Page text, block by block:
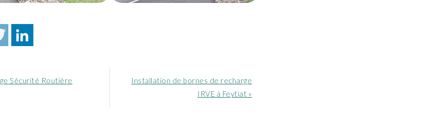
Sécurité Routière
Article
Installation de bornes de recharge
IRVE à Feytiat »